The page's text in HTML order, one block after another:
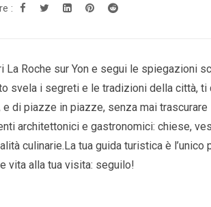
:
La Roche sur Yon e segui le spiegazioni
svela i segreti e le tradizioni della città, ti
e di piazze in piazze, senza mai
architettonici e gastronomici: chiese,
culinarie.La tua guida turistica è
vita alla tua visita: seguilo!